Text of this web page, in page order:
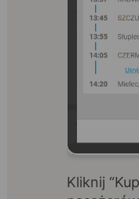
Kliknij